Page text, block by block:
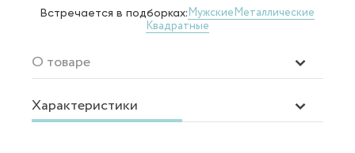
Встречается в подборках:МужскиеМеталлические
Квадратные
О товаре
Характеристики